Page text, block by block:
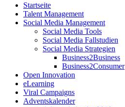
Startseite
Talent Management
Social Media Management
Social Media Tools
Social Media Fallstudien
Social Media Strategien
Business2Business
Business2Consumer
Open Innovation
eLearning
Viral Campaigns
Adventskalender